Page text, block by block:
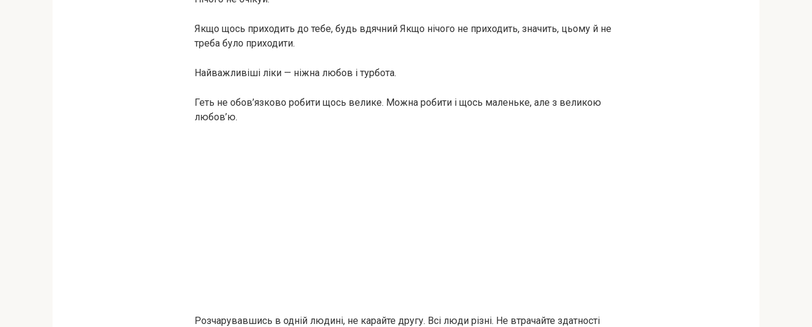
Якщо щось приходить до тебе, будь вдячний Якщо нічого не приходить, значить, цьому й не
треба було приходити.
Найважливіші ліки — ніжна любов і турбота.
Геть не обов’язково робити щось велике. Можна робити і щось маленьке, але з великою
любов’ю.
Розчарувавшись в одній людині, не карайте другу. Всі люди різні. Не втрачайте здатності